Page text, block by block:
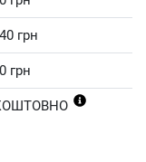
грн
грн